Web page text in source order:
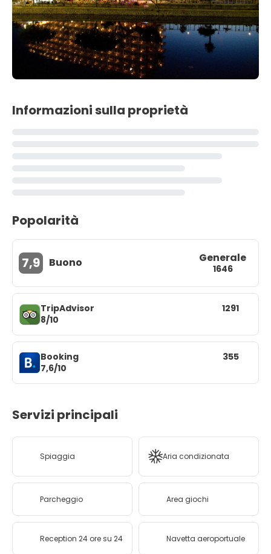
Informazioni sulla proprietà
Popolarità
7,9 Buono Generale
1646
TripAdvisor
8/10
1291
Booking
7,6/10
355
Servizi principali
Spiaggia Aria condizionata
Parcheggio Area giochi
Reception 24 ore su 24 Navetta aeroportuale